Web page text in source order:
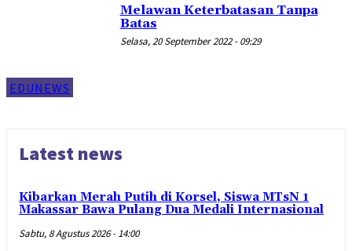
EDUNEWS
Melawan Keterbatasan Tanpa
Batas
Selasa, 20 September 2022 - 09:29
Latest news
Kibarkan Merah Putih di Korsel, Siswa MTsN 1
Makassar Bawa Pulang Dua Medali Internasional
Sabtu, 8 Agustus 2026 - 14:00